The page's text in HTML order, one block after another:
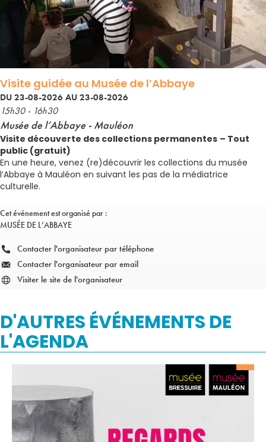
Visite guidée au Musée de l’Abbaye
DU 23-08-2026 AU 23-08-2026
15h30 - 16h30
Musée de l’Abbaye - Mauléon
Visite découverte des collections permanentes – Tout
public (gratuit)
En une heure, venez (re)découvrir les collections du musée
l’Abbaye à Mauléon en suivant les pas de la médiatrice
culturelle.
Cet événement est organisé par :
MUSÉE DE L’ABBAYE
Contacter l'organisateur par téléphone
Contacter l'organisateur par email
Visiter le site de l'organisateur
D'AUTRES ÉVÉNEMENTS DE
L'AGENDA